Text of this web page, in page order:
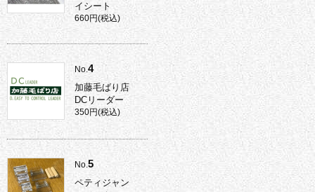
イシート
660円(税込)
No.4
加藤毛ばり店
DCリーダー
350円(税込)
No.5
ペティジャン